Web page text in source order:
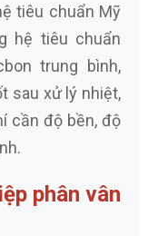
tiêu chuẩn Mỹ
hệ tiêu chuẩn
trung bình,
sau xử lý nhiệt,
cần độ bền, độ
phân vân